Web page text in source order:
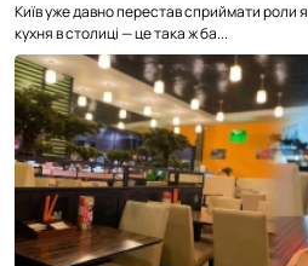
Київ уже давно перестав сприймати роли
кухня в столиці — це така ж ба...